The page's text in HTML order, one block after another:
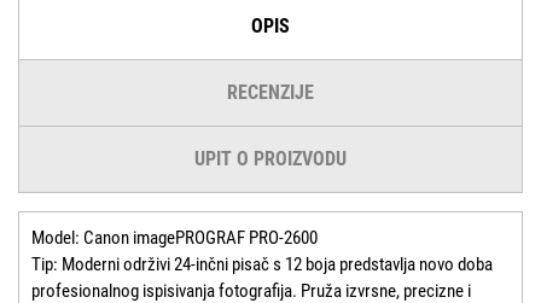
OPIS
RECENZIJE
UPIT O PROIZVODU
Model: Canon imagePROGRAF PRO-2600
Tip: Moderni održivi 24-inčni pisač s 12 boja predstavlja novo doba
profesionalnog ispisivanja fotografija. Pruža izvrsne, precizne i